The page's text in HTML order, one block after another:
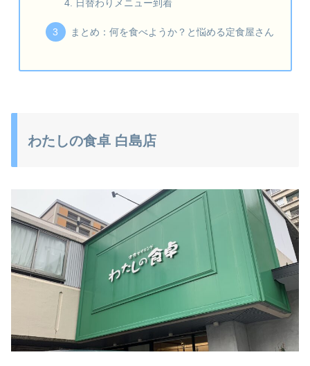
日替わりメニュー到着
まとめ：何を食べようか？と悩める定食屋さん
わたしの食卓 白島店